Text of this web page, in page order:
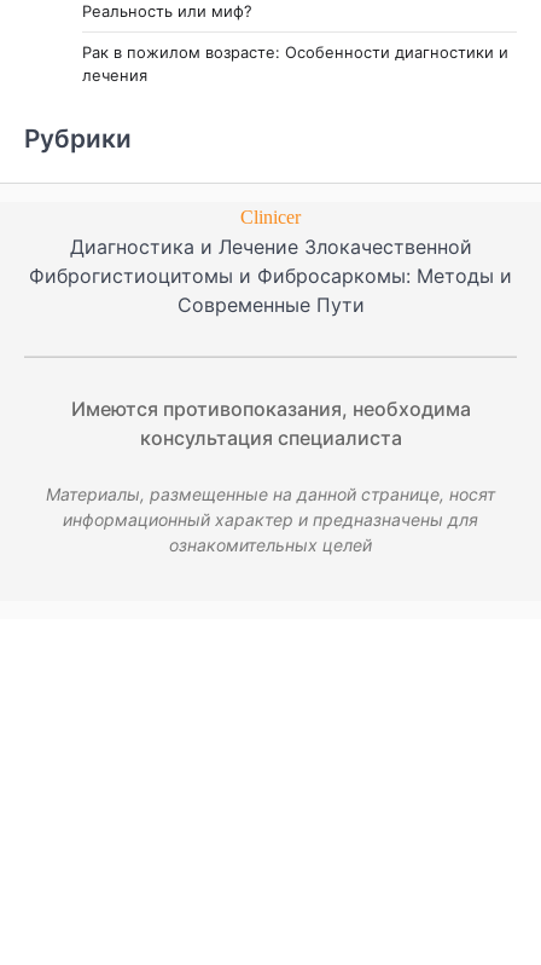
Реальность или миф?
Рак в пожилом возрасте: Особенности диагностики и
лечения
Рубрики
Clinicer
Диагностика и Лечение Злокачественной
Фиброгистиоцитомы и Фибросаркомы: Методы и
Современные Пути
Имеются противопоказания, необходима
консультация специалиста
Материалы, размещенные на данной странице, носят
информационный характер и предназначены для
ознакомительных целей